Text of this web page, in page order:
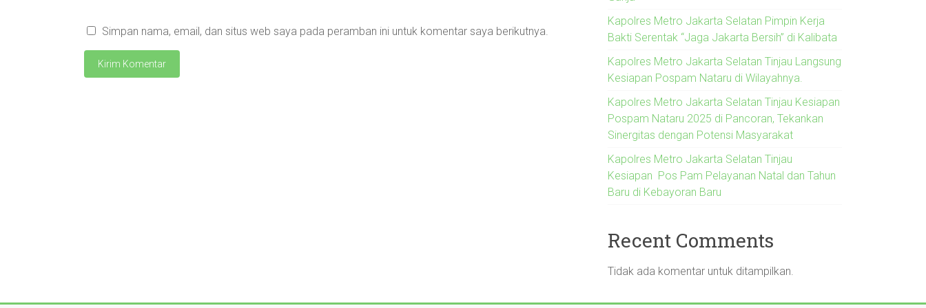
Simpan nama, email, dan situs web saya pada peramban ini untuk komentar saya berikutnya.
Kapolres Metro Jakarta Selatan Pimpin Kerja
Bakti Serentak “Jaga Jakarta Bersih” di Kalibata
Kapolres Metro Jakarta Selatan Tinjau Langsung
Kesiapan Pospam Nataru di Wilayahnya.
Kapolres Metro Jakarta Selatan Tinjau Kesiapan
Pospam Nataru 2025 di Pancoran, Tekankan
Sinergitas dengan Potensi Masyarakat
Kapolres Metro Jakarta Selatan Tinjau
Kesiapan Pos Pam Pelayanan Natal dan Tahun
Baru di Kebayoran Baru
Recent Comments
Tidak ada komentar untuk ditampilkan.